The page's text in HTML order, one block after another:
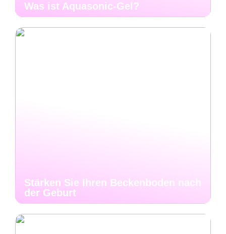
Was ist Aquasonic-Gel?
Stärken Sie Ihren Beckenboden nach
der Geburt